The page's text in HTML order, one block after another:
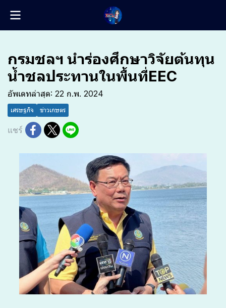
กรมชลฯ นำร่องศึกษาวิจัยต้นทุน
น้ำชลประทานในพื้นที่EEC
อัพเดทล่าสุด: 22 ก.พ. 2024
เศรษฐกิจ ข่าวเกษตร
แชร์